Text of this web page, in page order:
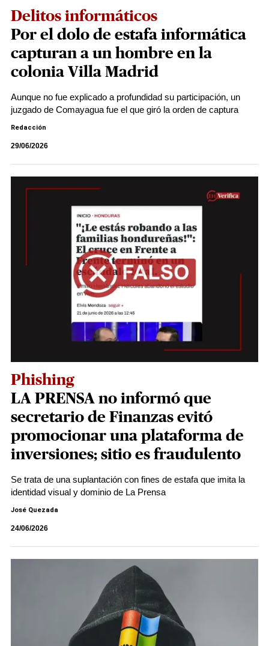
Delitos informáticos
Por el dolo de estafa informática
capturan a un hombre en la
colonia Villa Madrid
Aunque no fue explicado a profundidad su participación, un
juzgado de Comayagua fue el que giró la orden de captura
Redacción
29/06/2026
Phishing
LA PRENSA no informó que
secretario de Finanzas evitó
promocionar una plataforma de
inversiones; sitio es fraudulento
Se trata de una suplantación con fines de estafa que imita la
identidad visual y dominio de La Prensa
José Quezada
24/06/2026